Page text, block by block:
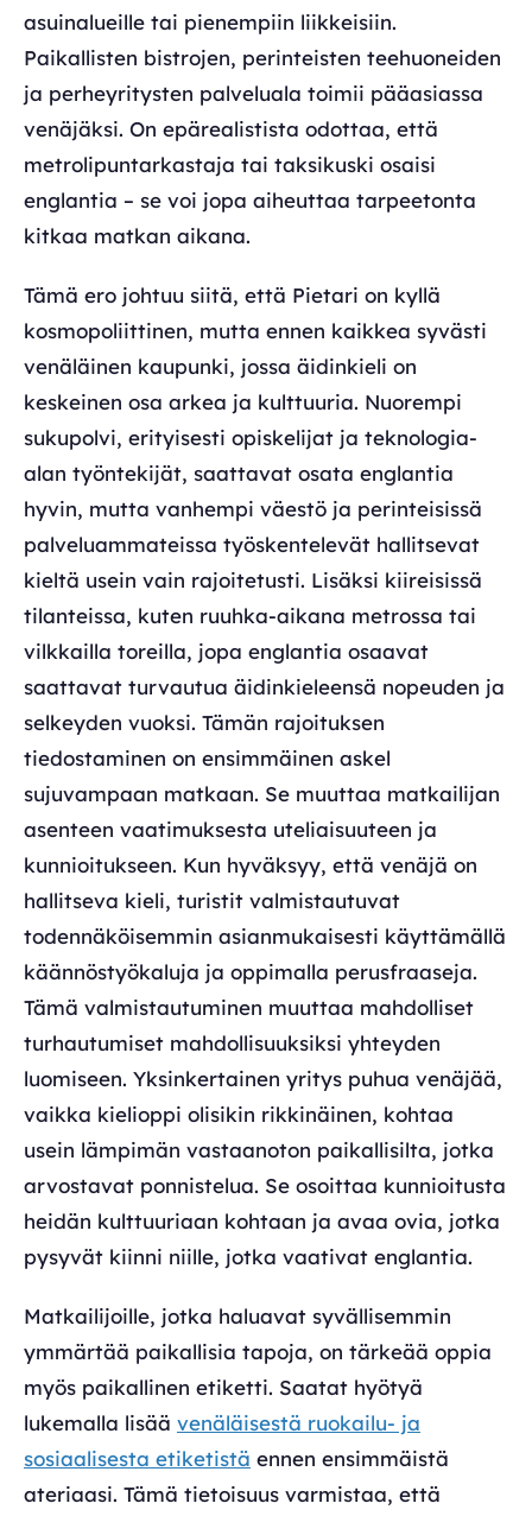
asuinalueille tai pienempiin liikkeisiin.
Paikallisten bistrojen, perinteisten teehuoneiden
ja perheyritysten palveluala toimii pääasiassa
venäjäksi. On epärealistista odottaa, että
metrolipuntarkastaja tai taksikuski osaisi
englantia – se voi jopa aiheuttaa tarpeetonta
kitkaa matkan aikana.
Tämä ero johtuu siitä, että Pietari on kyllä
kosmopoliittinen, mutta ennen kaikkea syvästi
venäläinen kaupunki, jossa äidinkieli on
keskeinen osa arkea ja kulttuuria. Nuorempi
sukupolvi, erityisesti opiskelijat ja teknologia-
alan työntekijät, saattavat osata englantia
hyvin, mutta vanhempi väestö ja perinteisissä
palveluammateissa työskentelevät hallitsevat
kieltä usein vain rajoitetusti. Lisäksi kiireisissä
tilanteissa, kuten ruuhka-aikana metrossa tai
vilkkailla toreilla, jopa englantia osaavat
saattavat turvautua äidinkieleensä nopeuden ja
selkeyden vuoksi. Tämän rajoituksen
tiedostaminen on ensimmäinen askel
sujuvampaan matkaan. Se muuttaa matkailijan
asenteen vaatimuksesta uteliaisuuteen ja
kunnioitukseen. Kun hyväksyy, että venäjä on
hallitseva kieli, turistit valmistautuvat
todennäköisemmin asianmukaisesti käyttämällä
käännöstyökaluja ja oppimalla perusfraaseja.
Tämä valmistautuminen muuttaa mahdolliset
turhautumiset mahdollisuuksiksi yhteyden
luomiseen. Yksinkertainen yritys puhua venäjää,
vaikka kielioppi olisikin rikkinäinen, kohtaa
usein lämpimän vastaanoton paikallisilta, jotka
arvostavat ponnistelua. Se osoittaa kunnioitusta
heidän kulttuuriaan kohtaan ja avaa ovia, jotka
pysyvät kiinni niille, jotka vaativat englantia.
Matkailijoille, jotka haluavat syvällisemmin
ymmärtää paikallisia tapoja, on tärkeää oppia
myös paikallinen etiketti. Saatat hyötyä
lukemalla lisää venäläisestä ruokailu- ja
sosiaalisesta etiketistä ennen ensimmäistä
ateriaasi. Tämä tietoisuus varmistaa, että